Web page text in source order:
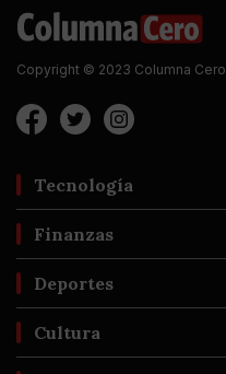
Copyright © 2023 Columna Cero
Tecnología
Finanzas
Deportes
Cultura